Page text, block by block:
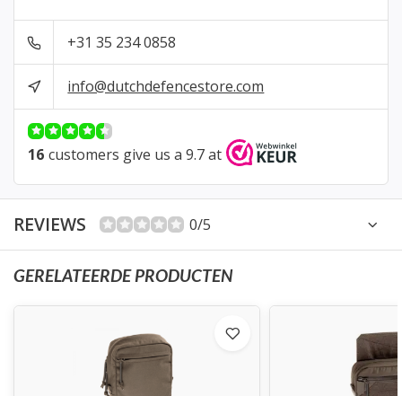
+31 35 234 0858
info@dutchdefencestore.com
16 customers give us a 9.7 at
REVIEWS 0/5
GERELATEERDE PRODUCTEN